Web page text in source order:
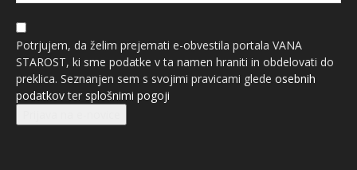
Potrjujem, da želim prejemati e-obvestila portala VANA
STAROST, ki sme podatke v ta namen hraniti in obdelovati do
preklica. Seznanjen sem s svojimi pravicami glede osebnih
podatkovter splošnimi pogoji